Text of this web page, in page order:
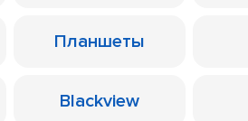
Планшеты
Blackview